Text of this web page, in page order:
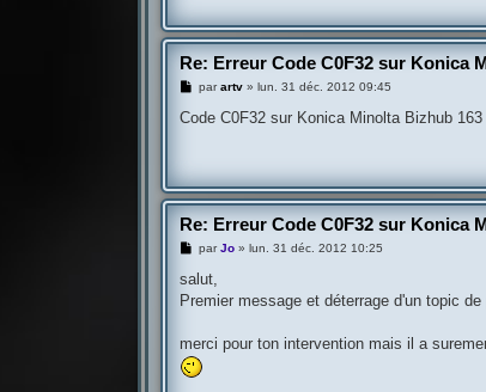
Re: Erreur Code C0F32 sur Konica
M
s
parartv »lun. 31 déc. 2012 09:45
Code C0F32 sur Konica Minolta Bizhub
Re: Erreur Code C0F32 sur Konica
M
s
a
parJo »lun. 31 déc. 2012 10:25
salut,
Premier message et déterrage d'un topic
merci pour ton intervention mais il a